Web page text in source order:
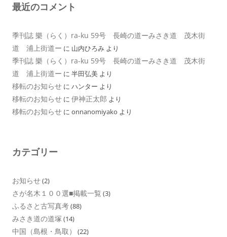
最近のコメント
季刊誌 樂（らく）ra-ku 59号 長崎の道ーみさき道 茂木街
道 浦上街道ー に 山内ひろみ より
季刊誌 樂（らく）ra-ku 59号 長崎の道ーみさき道 茂木街
道 浦上街道ー に 半田弘美 より
移転のお知らせ に ハンター より
移転のお知らせ に 伊神正太郎 より
移転のお知らせ に onnanomiyako より
カテゴリー
お知らせ(2)
さが名木１００選■掲載一覧 (3)
ふるさと古写真考(88)
みさき道の道塚 (14)
中国（島根・鳥取） (22)